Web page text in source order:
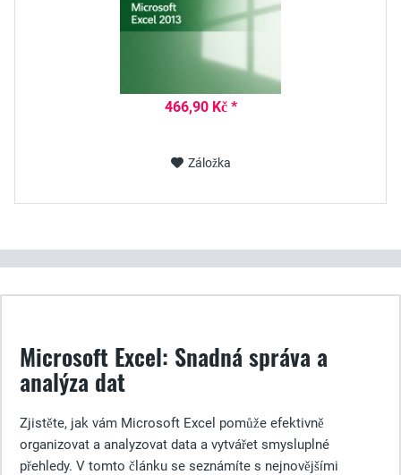
466,90 Kč *
Záložka
Microsoft Excel: Snadná správa a
analýza dat
Zjistěte, jak vám Microsoft Excel pomůže efektivně
organizovat a analyzovat data a vytvářet smysluplné
přehledy. V tomto článku se seznámíte s nejnovějšími